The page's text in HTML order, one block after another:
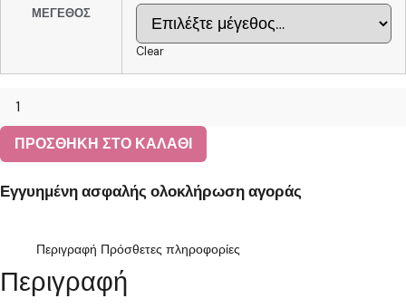
ΜΕΓΕΘΟΣ
Clear
Αγορίστικες
παντόφλες
SABINO
Μπλέ
ΠΡΟΣΘΗΚΗ ΣΤΟ ΚΑΛΑΘΙ
Εγγυημένη ασφαλής ολοκλήρωση αγοράς
Περιγραφή Πρόσθετες πληροφορίες
Περιγραφή